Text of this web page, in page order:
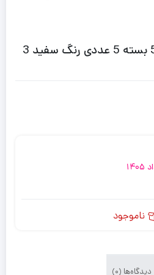
لامپ ال ای دی 5mm بسته 5 عددی رنگ سفید 3
ناموجود
دیدگاه‌ها (0)